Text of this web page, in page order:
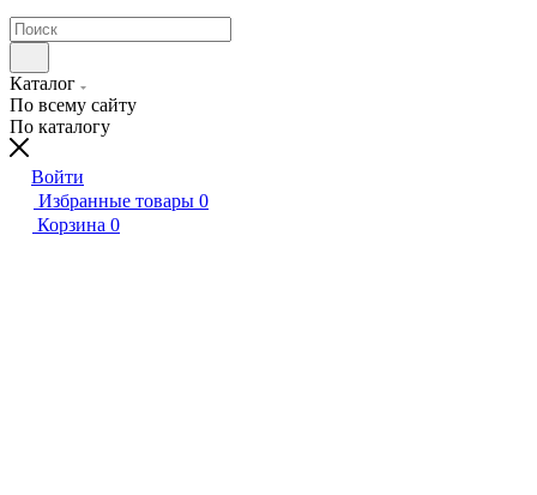
Каталог
По всему сайту
По каталогу
Войти
Избранные товары 0
Корзина 0